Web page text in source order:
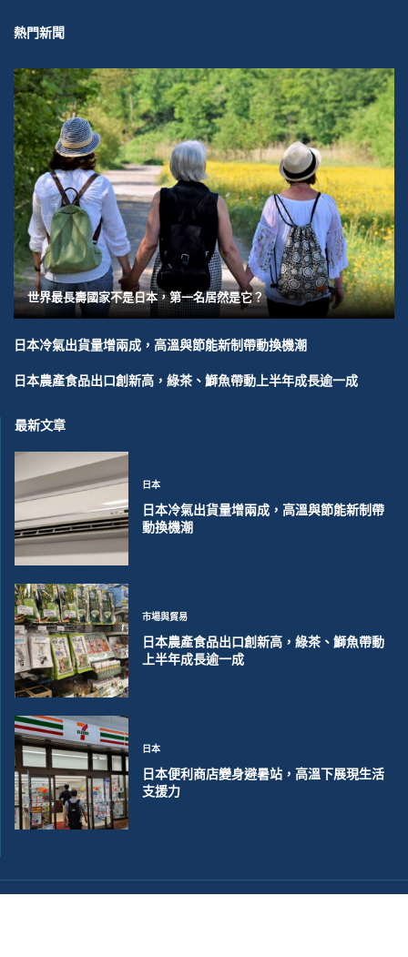
熱門新聞
世界最長壽國家不是日本，第一名居然是它？
日本冷氣出貨量增兩成，高溫與節能新制帶動換機潮
日本農產食品出口創新高，綠茶、鰤魚帶動上半年成長逾一成
最新文章
日本
日本冷氣出貨量增兩成，高溫與節能新制帶
動換機潮
市場與貿易
日本農產食品出口創新高，綠茶、鰤魚帶動
上半年成長逾一成
日本
日本便利商店變身避暑站，高溫下展現生活
支援力